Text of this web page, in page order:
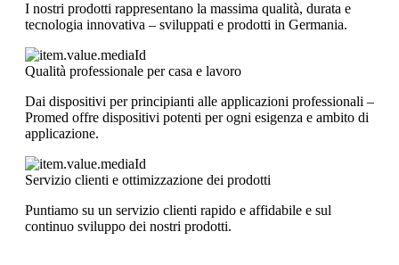
I nostri prodotti rappresentano la massima qualità, durata e
tecnologia innovativa – sviluppati e prodotti in Germania.
Qualità professionale per casa e lavoro
Dai dispositivi per principianti alle applicazioni professionali –
Promed offre dispositivi potenti per ogni esigenza e ambito di
applicazione.
Servizio clienti e ottimizzazione dei prodotti
Puntiamo su un servizio clienti rapido e affidabile e sul
continuo sviluppo dei nostri prodotti.